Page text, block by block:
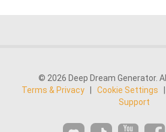
© 2026 Deep Dream Generator.
Terms & Privacy
Cookie Settings
Support